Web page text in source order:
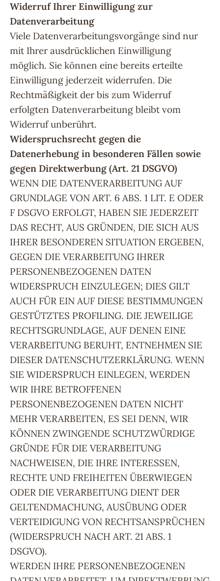
Widerruf Ihrer Einwilligung zur
Datenverarbeitung
Viele Datenverarbeitungsvorgänge sind nur
mit Ihrer ausdrücklichen Einwilligung
möglich. Sie können eine bereits erteilte
Einwilligung jederzeit widerrufen. Die
Rechtmäßigkeit der bis zum Widerruf
erfolgten Datenverarbeitung bleibt vom
Widerruf unberührt.
Widerspruchsrecht gegen die
Datenerhebung in besonderen Fällen sowie
gegen Direktwerbung (Art. 21 DSGVO)
WENN DIE DATENVERARBEITUNG AUF
GRUNDLAGE VON ART. 6 ABS. 1 LIT. E ODER
F DSGVO ERFOLGT, HABEN SIE JEDERZEIT
DAS RECHT, AUS GRÜNDEN, DIE SICH AUS
IHRER BESONDEREN SITUATION ERGEBEN,
GEGEN DIE VERARBEITUNG IHRER
PERSONENBEZOGENEN DATEN
WIDERSPRUCH EINZULEGEN; DIES GILT
AUCH FÜR EIN AUF DIESE BESTIMMUNGEN
GESTÜTZTES PROFILING. DIE JEWEILIGE
RECHTSGRUNDLAGE, AUF DENEN EINE
VERARBEITUNG BERUHT, ENTNEHMEN SIE
DIESER DATENSCHUTZERKLÄRUNG. WENN
SIE WIDERSPRUCH EINLEGEN, WERDEN
WIR IHRE BETROFFENEN
PERSONENBEZOGENEN DATEN NICHT
MEHR VERARBEITEN, ES SEI DENN, WIR
KÖNNEN ZWINGENDE SCHUTZWÜRDIGE
GRÜNDE FÜR DIE VERARBEITUNG
NACHWEISEN, DIE IHRE INTERESSEN,
RECHTE UND FREIHEITEN ÜBERWIEGEN
ODER DIE VERARBEITUNG DIENT DER
GELTENDMACHUNG, AUSÜBUNG ODER
VERTEIDIGUNG VON RECHTSANSPRÜCHEN
(WIDERSPRUCH NACH ART. 21 ABS. 1
DSGVO).
WERDEN IHRE PERSONENBEZOGENEN